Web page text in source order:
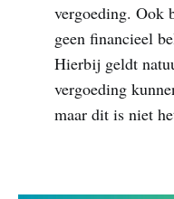
vergoeding. Ook
geen financieel
Hierbij geldt
vergoeding
maar dit is niet